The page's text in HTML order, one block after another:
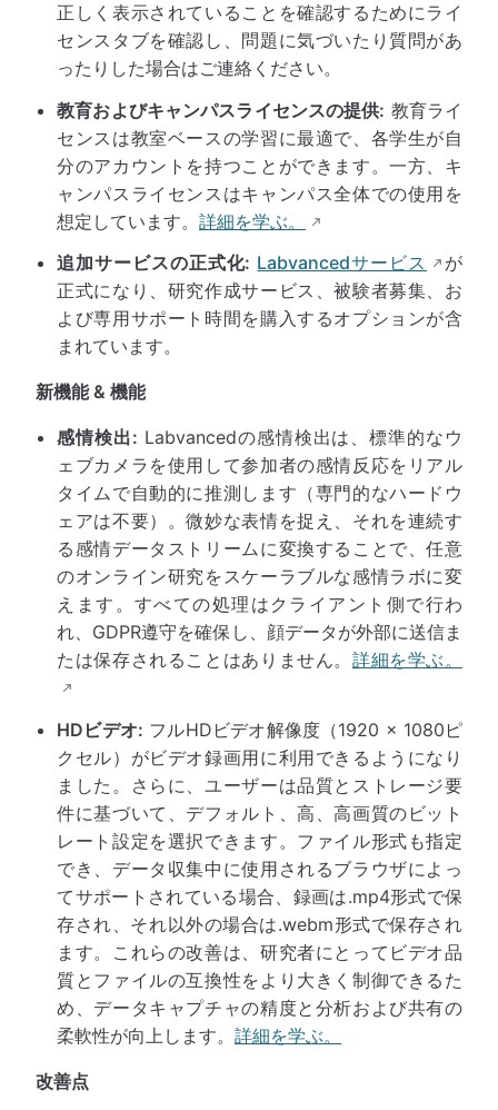
正しく表示されていることを確認するためにライ
センスタブを確認し、問題に気づいたり質問があ
ったりした場合はご連絡ください。
教育およびキャンパスライセンスの提供: 教育ライ
センスは教室ベースの学習に最適で、各学生が自
分のアカウントを持つことができます。一方、キ
ャンパスライセンスはキャンパス全体での使用を
想定しています。詳細を学ぶ。
追加サービスの正式化: Labvancedサービス
が
正式になり、研究作成サービス、被験者募集、お
よび専用サポート時間を購入するオプションが含
まれています。
新機能 & 機能
感情検出: Labvancedの感情検出は、標準的なウ
ェブカメラを使用して参加者の感情反応をリアル
タイムで自動的に推測します（専門的なハードウ
ェアは不要）。微妙な表情を捉え、それを連続す
る感情データストリームに変換することで、任意
のオンライン研究をスケーラブルな感情ラボに変
えます。すべての処理はクライアント側で行わ
れ、GDPR遵守を確保し、顔データが外部に送信ま
たは保存されることはありません。 詳細を学ぶ。
HDビデオ: フルHDビデオ解像度（1920 × 1080ピ
クセル）がビデオ録画用に利用できるようになり
ました。さらに、ユーザーは品質とストレージ要
件に基づいて、デフォルト、高、高画質のビット
レート設定を選択できます。ファイル形式も指定
でき、データ収集中に使用されるブラウザによっ
てサポートされている場合、録画は.mp4形式で保
存され、それ以外の場合は.webm形式で保存され
ます。これらの改善は、研究者にとってビデオ品
質とファイルの互換性をより大きく制御できるた
め、データキャプチャの精度と分析および共有の
柔軟性が向上します。詳細を学ぶ。
改善点